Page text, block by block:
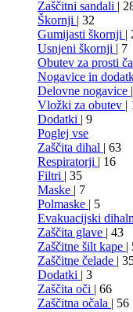
Zaščitni sandali |
Škornji | 32
Gumijasti škornji |
Usnjeni škornji | 7
Obutev za prosti
Nogavice in
Delovne nogavice
Vložki za obutev |
Dodatki | 9
Poglej vse
Zaščita dihal | 63
Respiratorji | 16
Filtri | 35
Maske | 7
Polmaske | 5
Evakuacijski
Zaščita glave | 43
Zaščitne šilt kape |
Zaščitne čelade |
Dodatki | 3
Zaščita oči | 66
Zaščitna očala | 56